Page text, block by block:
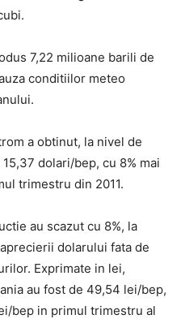
7,22 milioane barili de
conditiilor meteo
a obtinut, la nivel de
dolari/bep, cu 8% mai
trimestru din 2011.
au scazut cu 8%, la
dolarului fata de
Exprimate in lei,
au fost de 49,54 lei/bep,
bep in primul trimestru al